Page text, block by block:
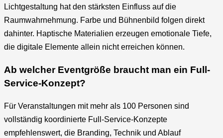
Lichtgestaltung hat den stärksten Einfluss auf die
Raumwahrnehmung. Farbe und Bühnenbild folgen direkt
dahinter. Haptische Materialien erzeugen emotionale Tiefe,
die digitale Elemente allein nicht erreichen können.
Ab welcher Eventgröße braucht man ein Full-
Service-Konzept?
Für Veranstaltungen mit mehr als 100 Personen sind
vollständig koordinierte Full-Service-Konzepte
empfehlenswert, die Branding, Technik und Ablauf